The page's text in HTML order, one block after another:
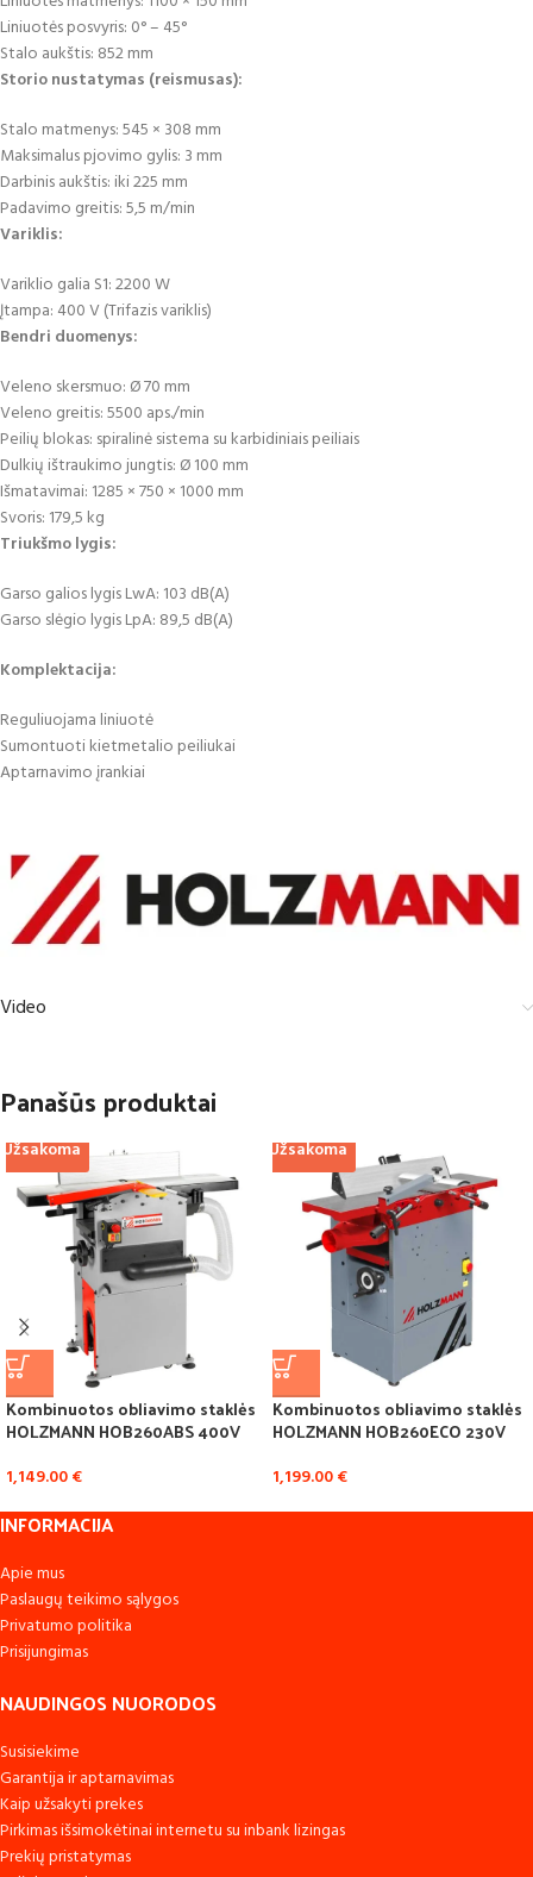
Liniuotės posvyris: 0° – 45°
Stalo aukštis: 852 mm
Storio nustatymas (reismusas):
Stalo matmenys: 545 × 308 mm
Maksimalus pjovimo gylis: 3 mm
Darbinis aukštis: iki 225 mm
Padavimo greitis: 5,5 m/min
Variklis:
Variklio galia S1: 2200 W
Įtampa: 400 V (Trifazis variklis)
Bendri duomenys:
Veleno skersmuo: Ø 70 mm
Veleno greitis: 5500 aps./min
Peilių blokas: spiralinė sistema su karbidiniais peiliais
Dulkių ištraukimo jungtis: Ø 100 mm
Išmatavimai: 1285 × 750 × 1000 mm
Svoris: 179,5 kg
Triukšmo lygis:
Garso galios lygis LwA: 103 dB(A)
Garso slėgio lygis LpA: 89,5 dB(A)
Komplektacija:
Reguliuojama liniuotė
Sumontuoti kietmetalio peiliukai
Aptarnavimo įrankiai
Video
Panašūs produktai
Užsakoma
Kombinuotos obliavimo staklės
HOLZMANN HOB260ABS 400V
1,149.00€
Užsakoma
Kombinuotos obliavimo staklės
HOLZMANN HOB260ECO 230V
1,199.00€
INFORMACIJA
Apie mus
Paslaugų teikimo sąlygos
Privatumo politika
Prisijungimas
NAUDINGOS NUORODOS
Susisiekime
Garantija ir aptarnavimas
Kaip užsakyti prekes
Pirkimas išsimokėtinai internetu su inbank lizingas
Prekių pristatymas